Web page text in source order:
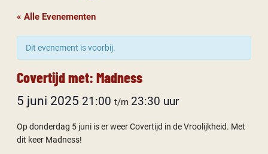
« Alle Evenementen
Dit evenement is voorbij.
Covertijd met: Madness
5 juni 2025 21:00 t/m 23:30
Op donderdag 5 juni is er weer Covertijd in de Vroolijkheid. Met
dit keer Madness!